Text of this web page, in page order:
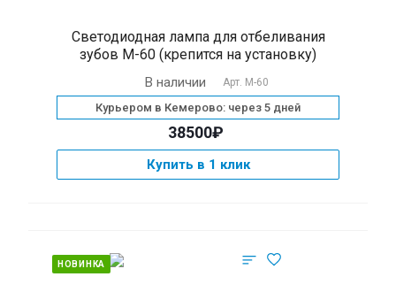
Светодиодная лампа для отбеливания
зубов М-60 (крепится на установку)
В наличии Арт. М-60
Курьером в Кемерово: через 5 дней
38500₽
Купить в 1 клик
НОВИНКА